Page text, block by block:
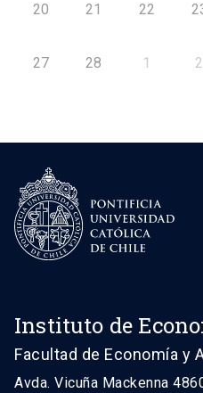
20 21 22
27 28 1 2
Instituto de
Facultad de Economía y
Avda. Vicuña Mackenna